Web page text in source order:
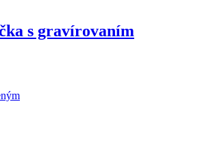
s gravírovaním